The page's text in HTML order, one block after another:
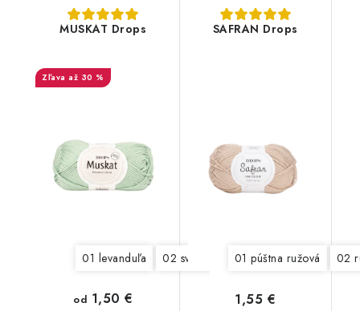
MUSKAT Drops
až 30 %
01 levanduľa 02 svetlá modrá 03 mätovo zelená -
od 1,50 €
SAFRAN Drops
01 púštna ružová 02
1,55 €